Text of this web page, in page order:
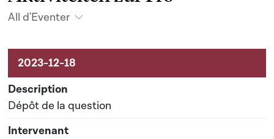
All d'Eventer
Aktivitéiten um Dossier
Dépôt de la question